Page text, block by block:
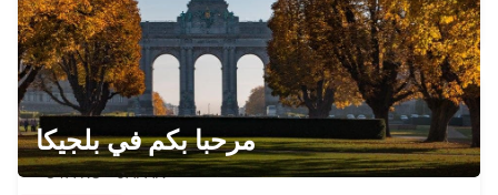
YOKOHAMA - JAPAN
TOKYO INTERNATIONAL AIRPORT
OTA KU - JAPAN
مرحبا بكم في بلجيكا